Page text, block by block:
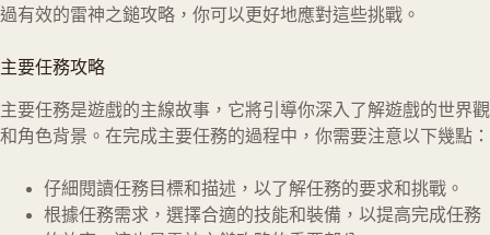
過有效的雷神之鎚攻略，你可以更好地應對這些挑戰。
主要任務攻略
主要任務是遊戲的主線故事，它將引導你深入了解遊戲的世界觀
和角色背景。在完成主要任務的過程中，你需要注意以下幾點：
仔細閱讀任務目標和描述，以了解任務的要求和挑戰。
根據任務需求，選擇合適的技能和裝備，以提高完成任務